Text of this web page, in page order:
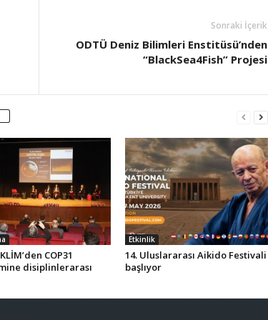
Sonraki İçerik
ODTÜ Deniz Bilimleri Enstitüsü’nden
“BlackSea4Fish” Projesi
COP31
disiplinlerarası
Etkinlik
14. Uluslararası Aikido Festivali
başlıyor